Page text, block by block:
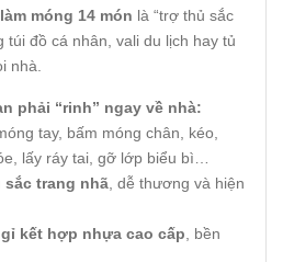
móng 14 món là “trợ thủ sắc
túi đồ cá nhân, vali du lịch hay tủ
nhà.
phải “rinh” ngay về nhà:
tay, bấm móng chân, kéo,
lấy ráy tai, gỡ lớp biểu bì…
sắc trang nhã , dễ thương và hiện
kết hợp nhựa cao cấp , bền